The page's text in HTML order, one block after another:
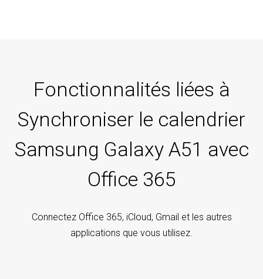
Fonctionnalités liées à
Synchroniser le calendrier
Samsung Galaxy A51 avec
Office 365
Connectez Office 365, iCloud, Gmail et les autres
applications que vous utilisez.